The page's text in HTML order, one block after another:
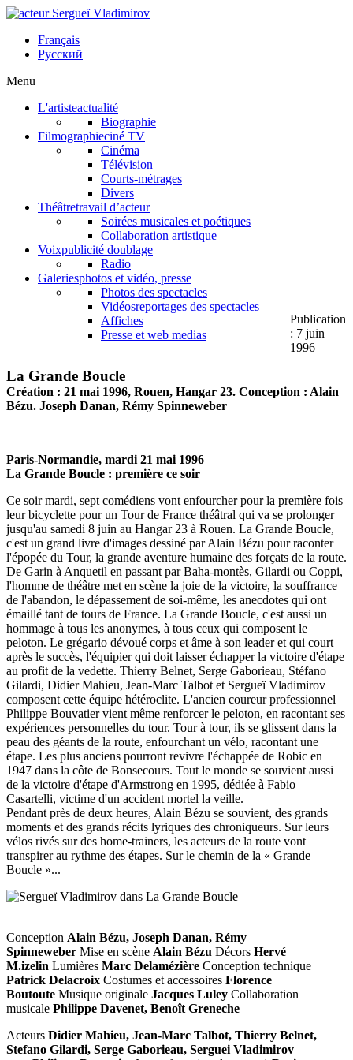
Français
Русский
Menu
L'artisteactualité
Biographie
Filmographieciné TV
Cinéma
Télévision
Courts-métrages
Divers
Théâtretravail d’acteur
Soirées musicales et poétiques
Collaboration artistique
Voixpublicité doublage
Radio
Galeriesphotos et vidéo, presse
Photos des spectacles
Vidéosreportages des spectacles
Affiches
Presse et web medias
Publication
: 7 juin
1996
La Grande Boucle
Création : 21 mai 1996, Rouen, Hangar 23. Conception : Alain
Bézu. Joseph Danan, Rémy Spinneweber
Paris-Normandie, mardi 21 mai 1996
La Grande Boucle : première ce soir
Ce soir mardi, sept comédiens vont enfourcher pour la première fois
leur bicyclette pour un Tour de France théâtral qui va se prolonger
jusqu'au samedi 8 juin au Hangar 23 à Rouen. La Grande Boucle,
c'est un grand livre d'images dessiné par Alain Bézu pour raconter
l'épopée du Tour, la grande aventure humaine des forçats de la route.
De Garin à Anquetil en passant par Baha-montès, Gilardi ou Coppi,
l'homme de théâtre met en scène la joie de la victoire, la souffrance
de l'abandon, le dépassement de soi-même, les anecdotes qui ont
émaillé tant de tours de France. La Grande Boucle, c'est aussi un
hommage à tous les anonymes, à tous ceux qui composent le
peloton. Le grégario dévoué corps et âme à son leader et qui court
après le succès, l'équipier qui doit laisser échapper la victoire d'étape
au profit de la vedette. Thierry Belnet, Serge Gaborieau, Stéfano
Gilardi, Didier Mahieu, Jean-Marc Talbot et Sergueï Vladimirov
composent cette équipe hétéroclite. L'ancien coureur professionnel
Philippe Bouvatier vient même renforcer le peloton, en racontant ses
expériences personnelles du tour. Tour à tour, ils se glissent dans la
peau des géants de la route, enfourchant un vélo, racontant une
étape. Les plus anciens pourront revivre l'échappée de Robic en
1947 dans la côte de Bonsecours. Tout le monde se souvient aussi
de la victoire d'étape d'Armstrong en 1995, dédiée à Fabio
Casartelli, victime d'un accident mortel la veille.
Pendant près de deux heures, Alain Bézu se souvient, des grands
moments et des grands récits lyriques des chroniqueurs. Sur leurs
vélos rivés sur des home-trainers, les acteurs de la route vont
transpirer au rythme des étapes. Sur le chemin de la « Grande
Boucle »...
Conception Alain Bézu, Joseph Danan, Rémy
Spinneweber Mise en scène Alain Bézu Décors Hervé
M.izelin Lumières Marc Delamézière Conception technique
Patrick Delacroix Costumes et accessoires Florence
Boutoute Musique originale Jacques Luley Collaboration
musicale Philippe Davenet, Benoît Greneche
Acteurs Didier Mahieu, Jean-Marc Talbot, Thierry Belnet,
Stefano Gilardi, Serge Gaborieau, Serguei Vladimirov